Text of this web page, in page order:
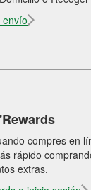
envío
compres en
rápido
extras.